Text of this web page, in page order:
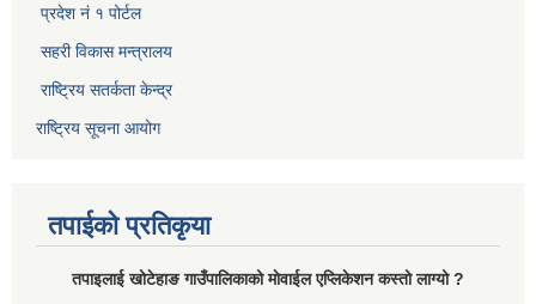
प्रदेश नं १ पोर्टल
सहरी विकास मन्त्रालय
राष्ट्रिय सतर्कता केन्द्र
राष्ट्रिय सूचना आयोग
तपाईको प्रतिकृया
तपाइलाई खोटेहाङ गाउँपालिकाको माेवाईल एप्लिकेशन कस्तो लाग्यो ?